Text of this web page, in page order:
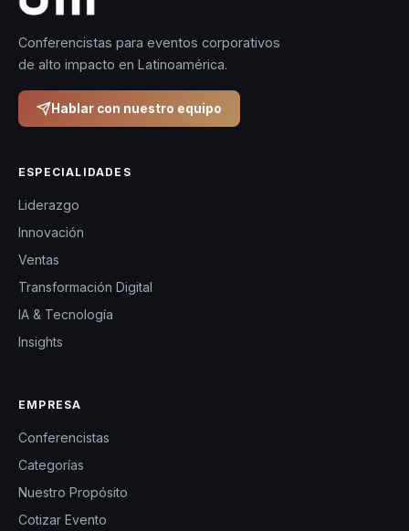
Conferencistas para eventos corporativos
de alto impacto en Latinoamérica.
Hablar con nuestro equipo
ESPECIALIDADES
Liderazgo
Innovación
Ventas
Transformación Digital
IA & Tecnología
Insights
EMPRESA
Conferencistas
Categorías
Nuestro Propósito
Cotizar Evento